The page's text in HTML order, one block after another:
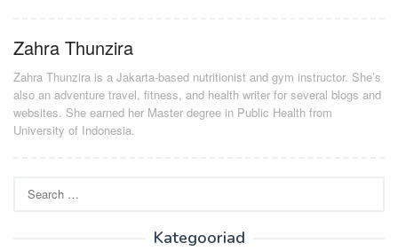
Zahra Thunzira
Zahra Thunzira is a Jakarta-based nutritionist and gym instructor. She’s
also an adventure travel, fitness, and health writer for several blogs and
websites. She earned her Master degree in Public Health from
University of Indonesia.
for:
Kategooriad